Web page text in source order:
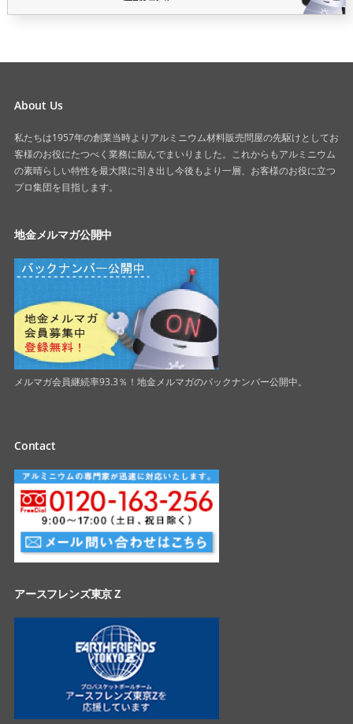
About Us
私たちは1957年の創業当時よりアルミニウム材料販売問屋の先駆けとしてお
客様のお役にたつべく業務に励んでまいりました。これからもアルミニウム
の素晴らしい特性を最大限に引き出し今後もより一層、お客様のお役に立つ
プロ集団を目指します。
地金メルマガ公開中
メルマガ会員継続率93.3％！地金メルマガのバックナンバー公開中。
Contact
アースフレンズ東京Ｚ